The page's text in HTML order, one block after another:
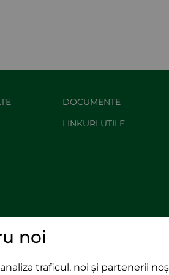
DOCUMENTE
LINKURI UTILE
noi
traficul, noi și partenerii